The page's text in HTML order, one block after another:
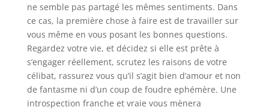
ne semble pas partagé les mêmes sentiments. Dans
ce cas, la première chose à faire est de travailler sur
vous même en vous posant les bonnes questions.
Regardez votre vie, et décidez si elle est prête à
s’engager réellement, scrutez les raisons de votre
célibat, rassurez vous qu’il s’agit bien d’amour et non
de fantasme ni d’un coup de foudre ephémère. Une
introspection franche et vraie vous mènera